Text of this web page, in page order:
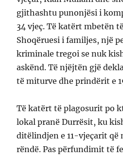
gjithashtu punonjësi i
34 vjeç. Të katërt mbetën
Shoqëruesi i familjes, një
kriminale tregoi se nuk
askënd. Të njëjtën gjë
të miturve dhe prindërit e
Të katërt të plagosurit po
lokal pranë Durrësit, ku
ditëlindjen e 11-vjeçarit që
rëndë. Pas përfundimit të